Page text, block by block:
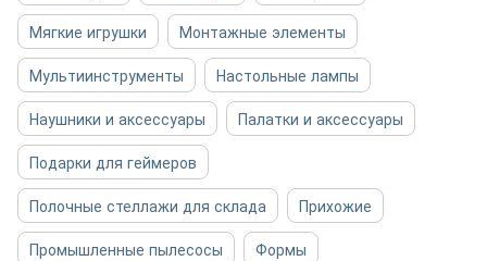
Мягкие игрушки
Монтажные элементы
Мультиинструменты
Настольные лампы
Наушники и аксессуары
Палатки и аксессуары
Подарки для геймеров
Полочные стеллажи для склада
Прихожие
Промышленные пылесосы
Формы